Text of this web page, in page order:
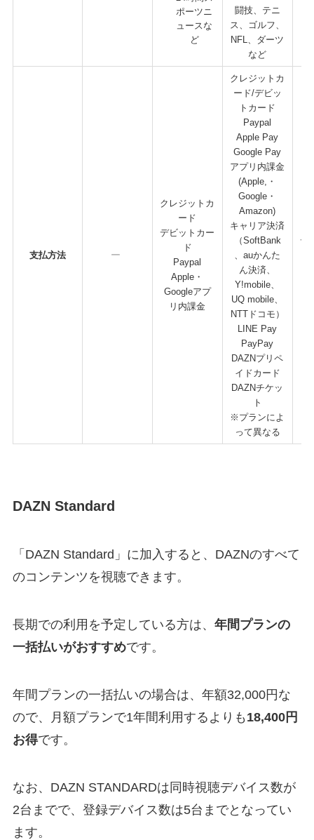
ポーツニ
ュースな
ど
闘技、テニ
ス、ゴルフ、
NFL、ダーツ
など
支払方法
クレジットカ
ード
デビットカー
ド
Paypal
Apple・
Googleアプ
リ内課金
クレジットカ
ード/デビッ
トカード
Paypal
Apple Pay
Google Pay
アプリ内課金
(Apple,・
Google・
Amazon)​
キャリア決済
（SoftBank
、auかんた
ん決済、
Y!mobile、
UQ mobile、
NTTドコモ）
LINE Pay
PayPay
DAZNプリペ
イドカード
DAZNチケッ
ト
※プランによ
って異なる
デ
DAZN Standard
「DAZN Standard」に加入すると、DAZNのすべて
のコンテンツを視聴できます。
長期での利用を予定している方は、 年間プランの
一括払いがおすすめです。
年間プランの一括払いの場合は、年額32,000円な
ので、月額プランで1年間利用するよりも 18,400円
お得です。
なお、DAZN STANDARDは同時視聴デバイス数が
2台までで、登録デバイス数は5台までとなってい
ます。